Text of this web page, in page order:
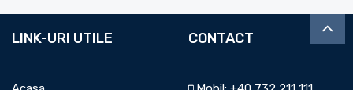
LINK-URI UTILE CONTACT